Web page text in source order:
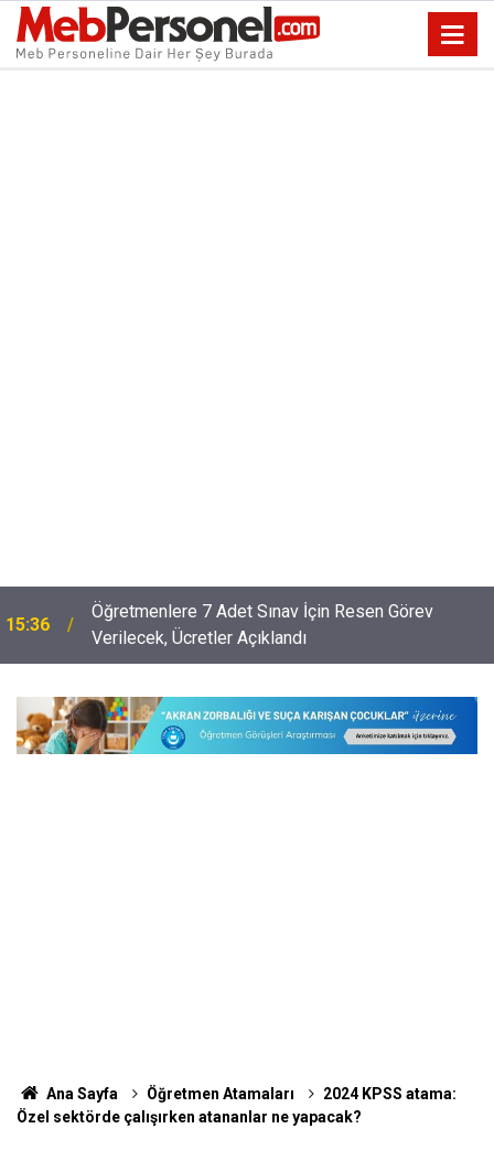
15:36
Öğretmenlere 7 Adet Sınav İçin Resen Görev
Verilecek, Ücretler Açıklandı
Ana Sayfa Öğretmen Atamaları
2024 KPSS atama:
Özel sektörde çalışırken atananlar ne yapacak?